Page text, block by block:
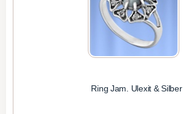
Ring Jam. Ulexit & Silber